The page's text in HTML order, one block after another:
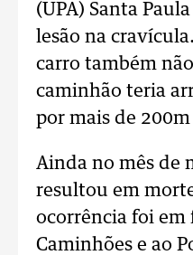
(UPA) Santa
lesão na
carro também
caminhão teria
por mais de
Ainda no mês de
resultou em
ocorrência foi em
Caminhões e ao